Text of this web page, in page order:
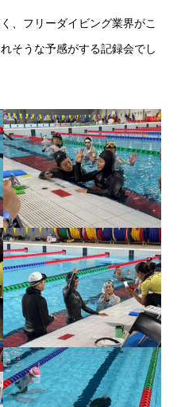
、フリーダイビング業界がこ
そうな予感がする記録会でし